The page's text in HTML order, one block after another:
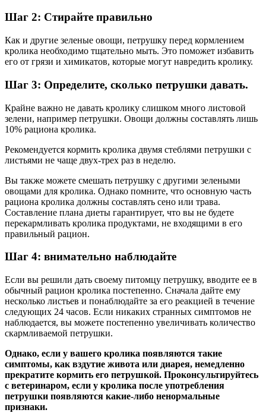
Шаг 2: Стирайте правильно
Как и другие зеленые овощи, петрушку перед кормлением
кролика необходимо тщательно мыть. Это поможет избавить
его от грязи и химикатов, которые могут навредить кролику.
Шаг 3: Определите, сколько петрушки давать.
Крайне важно не давать кролику слишком много листовой
зелени, например петрушки. Овощи должны составлять лишь
10% рациона кролика.
Рекомендуется кормить кролика двумя стеблями петрушки с
листьями не чаще двух-трех раз в неделю.
Вы также можете смешать петрушку с другими зелеными
овощами для кролика. Однако помните, что основную часть
рациона кролика должны составлять сено или трава.
Составление плана диеты гарантирует, что вы не будете
перекармливать кролика продуктами, не входящими в его
правильный рацион.
Шаг 4: внимательно наблюдайте
Если вы решили дать своему питомцу петрушку, вводите ее в
обычный рацион кролика постепенно. Сначала дайте ему
несколько листьев и понаблюдайте за его реакцией в течение
следующих 24 часов. Если никаких странных симптомов не
наблюдается, вы можете постепенно увеличивать количество
скармливаемой петрушки.
Однако, если у вашего кролика появляются такие
симптомы, как вздутие живота или диарея, немедленно
прекратите кормить его петрушкой. Проконсультируйтесь
с ветеринаром, если у кролика после употребления
петрушки появляются какие-либо ненормальные
признаки.